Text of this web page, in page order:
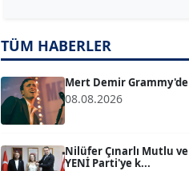
T TUĞÇE TUĞSAVUL
TÜM HABERLER
Mert Demir
08.08.2026
Nilüfer Çınarlı Mutlu
YENİ Parti'ye k...